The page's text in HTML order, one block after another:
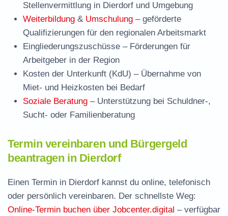
Stellenvermittlung in Dierdorf und Umgebung
Weiterbildung & Umschulung – geförderte
Qualifizierungen für den regionalen Arbeitsmarkt
Eingliederungszuschüsse – Förderungen für
Arbeitgeber in der Region
Kosten der Unterkunft (KdU) – Übernahme von
Miet- und Heizkosten bei Bedarf
Soziale Beratung – Unterstützung bei Schuldner-,
Sucht- oder Familienberatung
Termin vereinbaren und Bürgergeld
beantragen in Dierdorf
Einen Termin in Dierdorf kannst du online, telefonisch
oder persönlich vereinbaren. Der schnellste Weg:
Online-Termin buchen über Jobcenter.digital – verfügbar